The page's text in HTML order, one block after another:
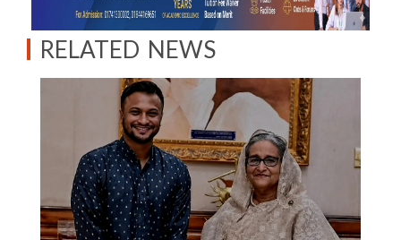
RELATED NEWS